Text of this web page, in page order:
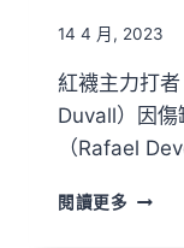
14 4 月, 2023
紅襪主力打
Duvall）因
（Rafael
閱讀更多